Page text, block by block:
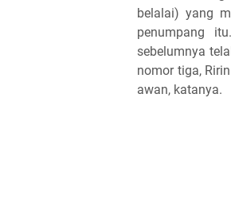
belalai) yang
penumpang
sebelumnya
nomor tiga,
awan, katanya.